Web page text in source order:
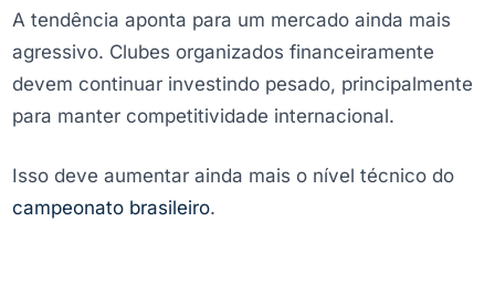
A tendência aponta para um mercado ainda mais
agressivo. Clubes organizados financeiramente
devem continuar investindo pesado, principalmente
para manter competitividade internacional.
Isso deve aumentar ainda mais o nível técnico do
campeonato brasileiro.